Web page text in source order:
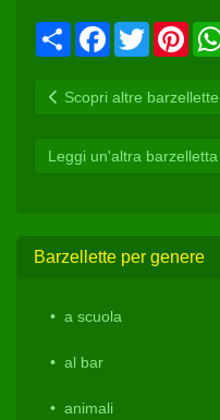
CondividiFacebook
Twitter
Scopri altre
Leggi un'altra barzelletta
Barzellette per genere
a scuola
al bar
animali